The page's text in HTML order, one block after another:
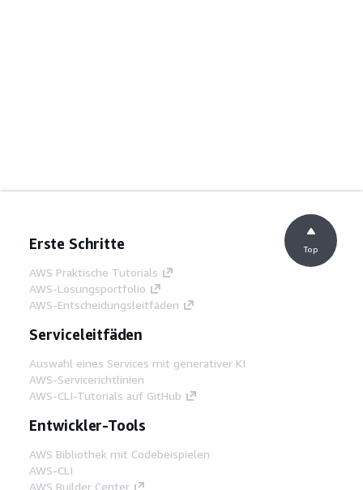
Erste Schritte
AWS Praktische Tutorials
AWS-Lösungsportfolio
AWS-Entscheidungsleitfäden
Serviceleitfäden
Auswahl eines Services mit generativer KI
AWS-Servicerichtlinien
AWS-CLI-Tutorials auf GitHub
Entwickler-Tools
AWS Bibliothek mit Codebeispielen
AWS-CLI
AWS Builder Center
Top